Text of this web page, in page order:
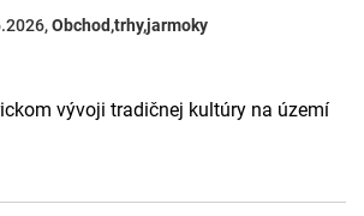
Obchod,trhy,jarmoky
vývoji tradičnej kultúry na území